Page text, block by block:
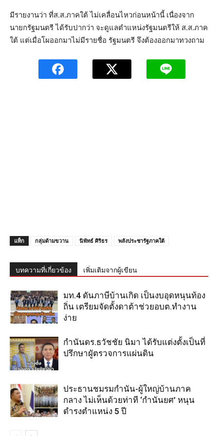
มีรายงานว่า ที่ส.ส.ภาคใต้ ไม่เคลื่อนไหวก่อนหน้านี้ เนื่องจาก
นายกรัฐมนตรี ได้รับปากว่า จะดูแลตำแหน่งรัฐมนตรีให้ ส.ส.ภาค
ใต้ แต่เมื่อโผออกมาไม่มีรายชื่อ รัฐมนตรี จึงต้องออกมาทวงถาม
แท็ก กลุ่มด้ามขวาน นิพัทธ์ ศิริธร พลังประชารัฐภาคใต้
บทความที่เกี่ยวข้อง เพิ่มเติมจากผู้เขียน
มท.4 ดันภาษีบ้านเกิด เป็นงบอุดหนุนท้อง
ถิ่น เตรียมจัดตั้งดาต้าช่วยอบต.ทำงาน
ง่าย
กำนันดร.ธวัชชัย นิมา ได้รับแต่งตั้งเป็นที่
ปรึกษาผูัตรวจการแผ่นดิน
ประธานชมรมกำนัน-ผู้ใหญ่บ้านภาค
กลาง ไม่เห็นด้วยท่าที ‘กำนันยศ’ หนุน
ดำรงตำแหน่ง 5 ปี